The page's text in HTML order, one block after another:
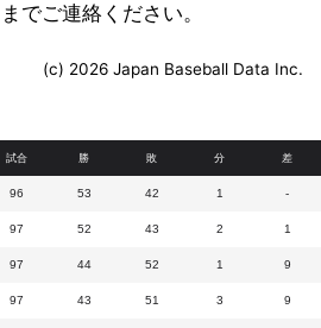
までご連絡ください。
(c) 2026 Japan Baseball Data Inc.
試合 勝 敗 分 差
96 53 42 1 -
97 52 43 2 1
97 44 52 1 9
97 43 51 3 9